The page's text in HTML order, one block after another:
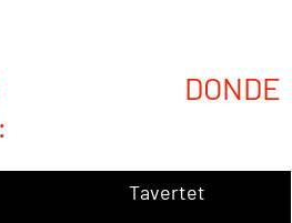
DONDE
Tavertet